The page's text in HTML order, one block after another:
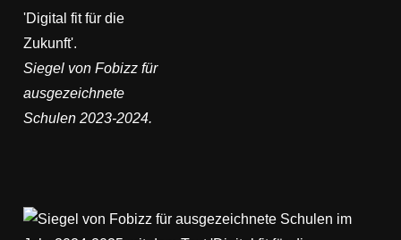
Siegel von Fobizz für
ausgezeichnete
Schulen 2023-2024.